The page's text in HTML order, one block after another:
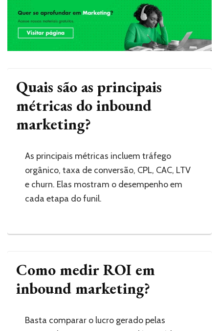
Quais são as principais
métricas do inbound
marketing?
As principais métricas incluem tráfego
orgânico, taxa de conversão, CPL, CAC, LTV
e churn. Elas mostram o desempenho em
cada etapa do funil.
Como medir ROI em
inbound marketing?
Basta comparar o lucro gerado pelas